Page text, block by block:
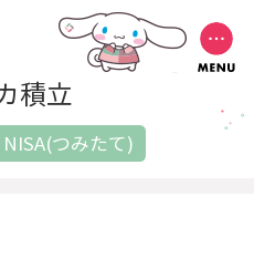
積立
NISA(つみたて)